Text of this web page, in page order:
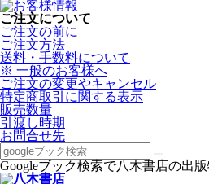
ご注文について
ご注文の前に
ご注文方法
送料・手数料について
※ 一般のお客様へ
ご注文の変更やキャンセル
特定商取引に関する表示
販売数量
引渡し時期
お問合せ先
Googleブック検索で八木書店の出